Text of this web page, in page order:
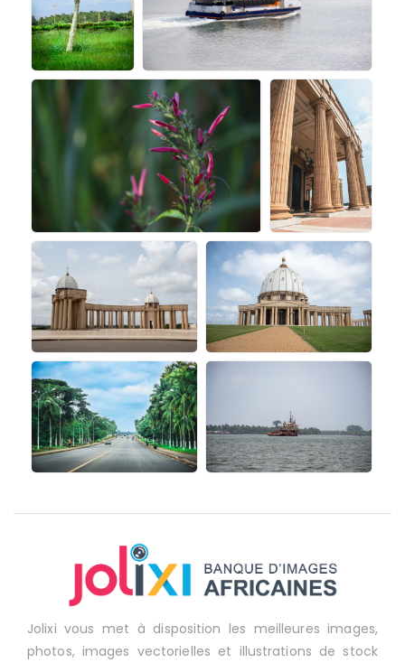
Jolixi vous met à disposition les meilleures images,
photos, images vectorielles et illustrations de stock